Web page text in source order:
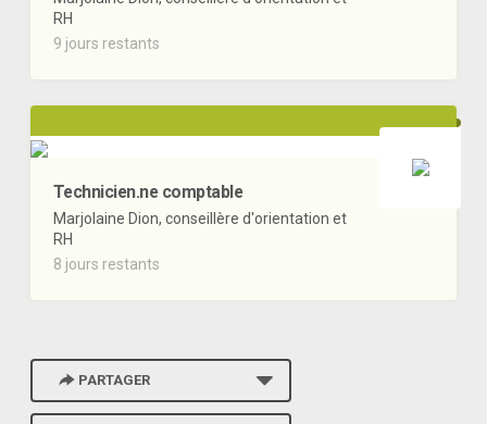
RH
9 jours restants
Technicien.ne comptable
Marjolaine Dion, conseillère d'orientation et
RH
8 jours restants
PARTAGER